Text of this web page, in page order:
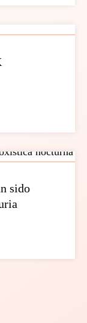
sido